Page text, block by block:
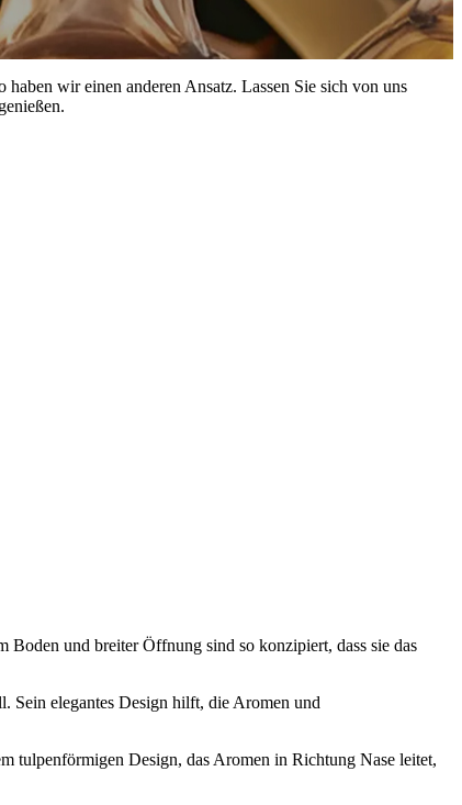
wir einen anderen Ansatz. Lassen Sie sich von uns
Boden und breiter Öffnung sind so konzipiert, dass sie das
Sein elegantes Design hilft, die Aromen und
Design, das Aromen in Richtung Nase leitet,